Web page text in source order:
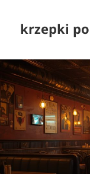
krzepki